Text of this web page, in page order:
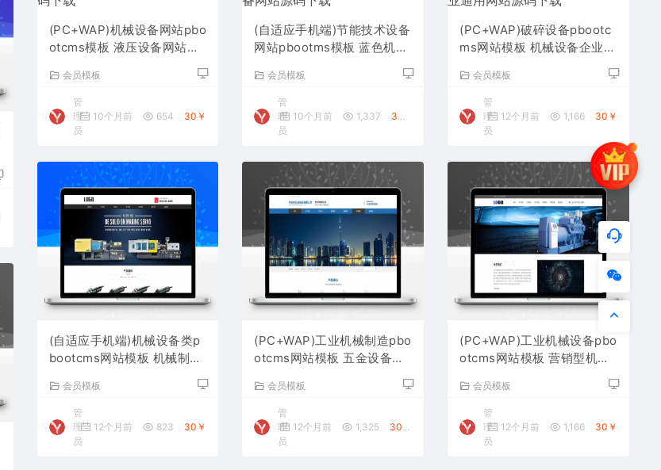
(PC+WAP)机械设备网站pbo
otcms模板 液压设备网站源
会员模板
管
理
员
10个月前 654 30￥
(自适应手机端)节能技术设备
网站pbootms模板 蓝色机械
会员模板
管
理
员
10个月前 1,337 30￥
(PC+WAP)破碎设备pbootc
ms网站模板 机械设备企业通
会员模板
管
理
员
12个月前 1,166 30￥
(自适应手机端)机械设备类p
bootcms网站模板 机械制造
会员模板
管
理
员
12个月前 823 30￥
(PC+WAP)工业机械制造pbo
otcms网站模板 五金设备网
会员模板
管
理
员
12个月前 1,325 30￥
(PC+WAP)工业机械设备pbo
otcms网站模板 营销型机械
会员模板
管
理
员
12个月前 1,166 30￥